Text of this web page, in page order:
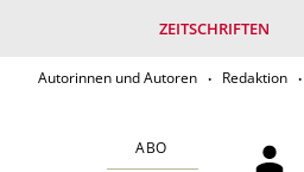
ZEITSCHRIFTEN
Autorinnen und Autoren Redaktion
ABO